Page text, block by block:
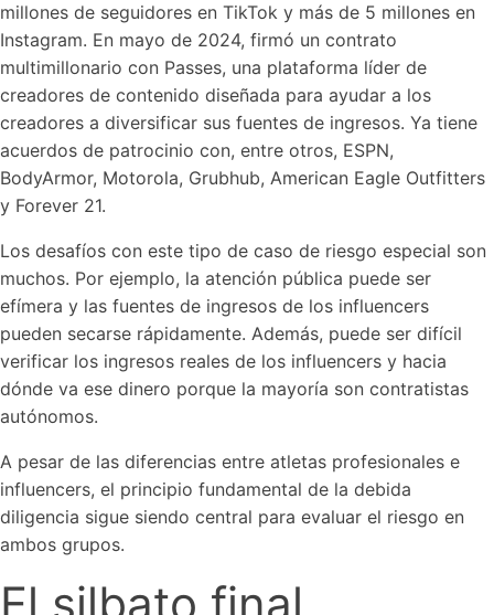
millones de seguidores en TikTok y más de 5 millones en
Instagram. En mayo de 2024, firmó un contrato
multimillonario con Passes, una plataforma líder de
creadores de contenido diseñada para ayudar a los
creadores a diversificar sus fuentes de ingresos. Ya tiene
acuerdos de patrocinio con, entre otros, ESPN,
BodyArmor, Motorola, Grubhub, American Eagle Outfitters
y Forever 21.
Los desafíos con este tipo de caso de riesgo especial son
muchos. Por ejemplo, la atención pública puede ser
efímera y las fuentes de ingresos de los influencers
pueden secarse rápidamente. Además, puede ser difícil
verificar los ingresos reales de los influencers y hacia
dónde va ese dinero porque la mayoría son contratistas
autónomos.
A pesar de las diferencias entre atletas profesionales e
influencers, el principio fundamental de la debida
diligencia sigue siendo central para evaluar el riesgo en
ambos grupos.
El silbato final